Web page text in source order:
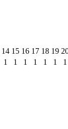
14 15 16 17 18 19
1 1 1 1 1 1 1